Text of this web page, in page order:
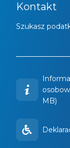
Kontakt
Szukasz
MB)